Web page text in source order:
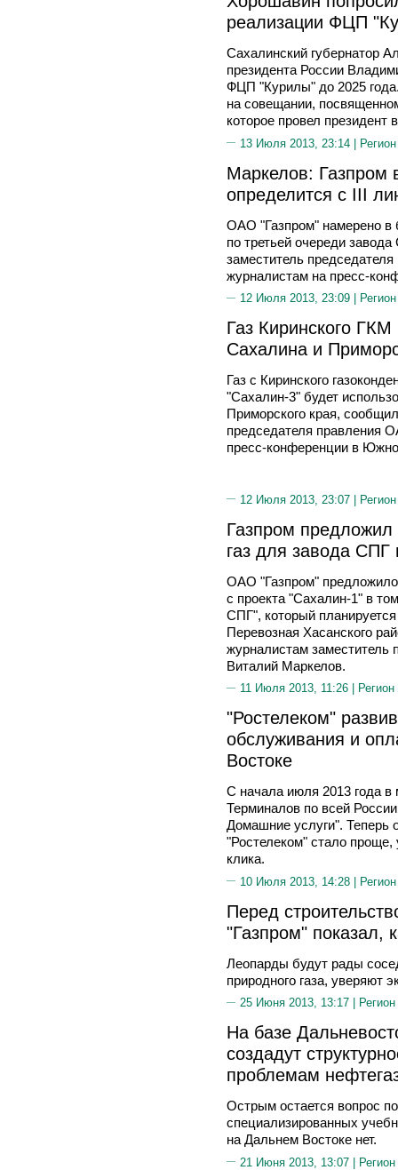
реализации ФЦП
Сахалинский губернатор
президента России
ФЦП "Курилы" до 2025
на совещании,
которое провел
13 Июля 2013, 23:14 |
Маркелов: Газпром
определится с III
ОАО "Газпром" намерено в
по третьей очереди
заместитель
журналистам на пресс-
12 Июля 2013, 23:09 |
Газ Киринского
Сахалина и
Газ с Киринского
"Сахалин-3" будет
Приморского края,
председателя правления
пресс-конференции в
12 Июля 2013, 23:07 |
Газпром предложил
газ для завода
ОАО "Газпром" предложило
с проекта "Сахалин-1" в
СПГ", который
Перевозная Хасанского
журналистам заместитель
Виталий Маркелов.
11 Июля 2013, 11:26 |
"Ростелеком"
обслуживания и
Востоке
С начала июля 2013 года
Терминалов по всей
Домашние услуги". Теперь
"Ростелеком" стало проще,
клика.
10 Июля 2013, 14:28 |
Перед
"Газпром" показал,
Леопарды будут рады
природного газа, уверяют
25 Июня 2013, 13:17 |
На базе
создадут
проблемам
Острым остается вопрос
специализированных
на Дальнем Востоке нет.
21 Июня 2013, 13:07 |